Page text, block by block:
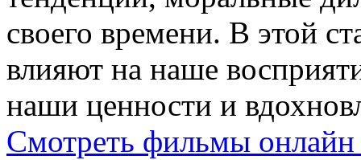
своего времени. В этой
влияют на наше
наши ценности и
Смотреть фильмы онлайн